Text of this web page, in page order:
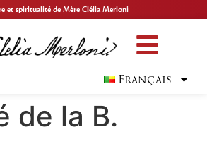
et spiritualité de Mère Clélia Merloni
Français
de la B.